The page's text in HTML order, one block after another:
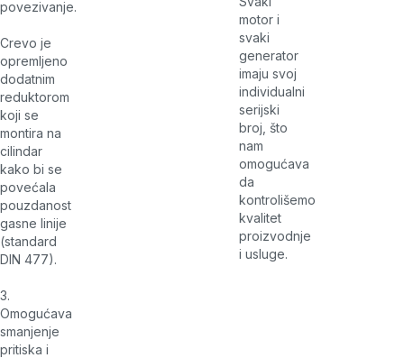
povezivanje.
Crevo je
opremljeno
dodatnim
reduktorom
koji se
montira na
cilindar
kako bi se
povećala
pouzdanost
gasne linije
(standard
DIN 477).
3.
Omogućava
smanjenje
pritiska i
motor i
svaki
generator
imaju svoj
individualni
serijski
broj, što
nam
omogućava
da
kontrolišemo
kvalitet
proizvodnje
i usluge.